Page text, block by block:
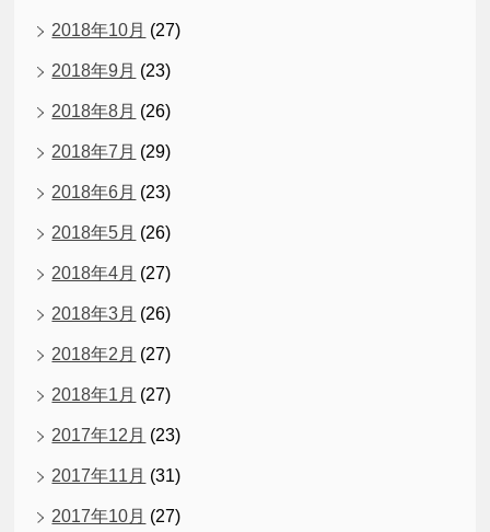
2018年10月 (27)
2018年9月 (23)
2018年8月 (26)
2018年7月 (29)
2018年6月 (23)
2018年5月 (26)
2018年4月 (27)
2018年3月 (26)
2018年2月 (27)
2018年1月 (27)
2017年12月 (23)
2017年11月 (31)
2017年10月 (27)